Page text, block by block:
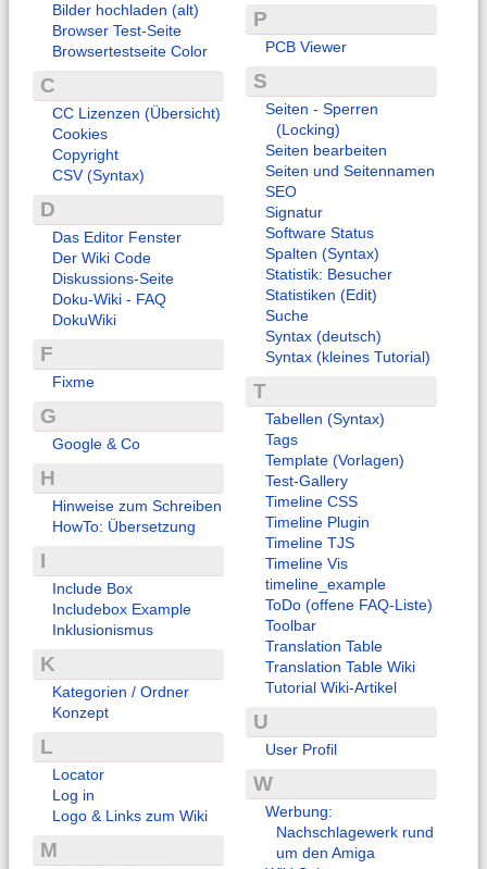
Bilder hochladen (alt)
Browser Test-Seite
Browsertestseite Color
C
CC Lizenzen (Übersicht)
Cookies
Copyright
CSV (Syntax)
D
Das Editor Fenster
Der Wiki Code
Diskussions-Seite
Doku-Wiki - FAQ
DokuWiki
F
Fixme
G
Google & Co
H
Hinweise zum Schreiben
HowTo: Übersetzung
I
Include Box
Includebox Example
Inklusionismus
K
Kategorien / Ordner
Konzept
L
Locator
Log in
Logo & Links zum Wiki
M
P
PCB Viewer
S
Seiten - Sperren
(Locking)
Seiten bearbeiten
Seiten und Seitennamen
SEO
Signatur
Software Status
Spalten (Syntax)
Statistik: Besucher
Statistiken (Edit)
Suche
Syntax (deutsch)
Syntax (kleines Tutorial)
T
Tabellen (Syntax)
Tags
Template (Vorlagen)
Test-Gallery
Timeline CSS
Timeline Plugin
Timeline TJS
Timeline Vis
timeline_example
ToDo (offene FAQ-Liste)
Toolbar
Translation Table
Translation Table Wiki
Tutorial Wiki-Artikel
U
User Profil
W
Werbung:
Nachschlagewerk rund
um den Amiga